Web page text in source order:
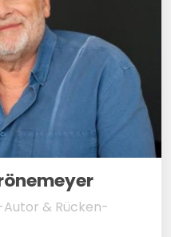
& Rücken-